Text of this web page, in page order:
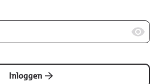
Inloggen